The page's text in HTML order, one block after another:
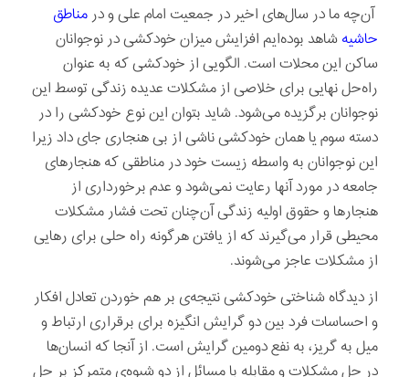
آن‌چه ما در سال‌های اخیر در جمعیت امام علی و درمناطق
حاشیهشاهد بوده‌ایم افزایش میزان خودکشی در نوجوانان
ساکن این محلات است. الگویی از خودکشی که به عنوان
راه‌حل نهایی برای خلاصی از مشکلات عدیده زندگی توسط این
نوجوانان برگزیده می‌شود. شاید بتوان این نوع خودکشی را در
دسته سوم یا همان خودکشی ناشی از بی هنجاری جای داد زیرا
این نوجوانان به واسطه زیست خود در مناطقی که هنجارهای
جامعه در مورد آنها رعایت نمی‌شود و عدم برخورداری از
هنجارها و حقوق اولیه زندگی آن‌چنان تحت فشار مشکلات
محیطی قرار می‌گیرند که از یافتن هرگونه راه حلی برای رهایی
از مشکلات عاجز می‌شوند.
از دیدگاه شناختی خودکشی نتیجه‌ی بر هم خوردن تعادل افکار
و احساسات فرد بین دو گرایش انگیزه برای برقراری ارتباط و
میل به گریز، به نفع دومین گرایش است. از آنجا که انسان‌ها